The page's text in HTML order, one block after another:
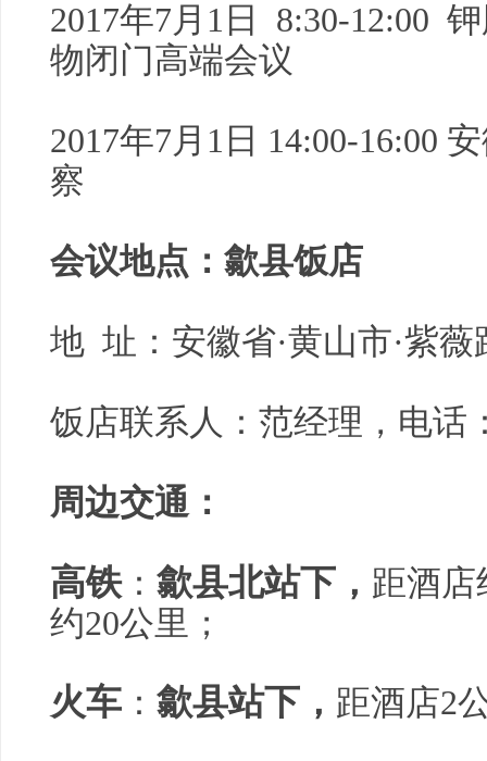
2017年7月1日 8:30-12:00
物闭门高端会议
2017年7月1日 14:00-16:00
察
会议地点：歙县饭店
地 址：安徽省·黄山市·紫
饭店联系人：范经理，电话
周边交通：
高铁： 歙县北站下， 距酒店
约20公里；
火车 ： 歙县站下， 距酒店2